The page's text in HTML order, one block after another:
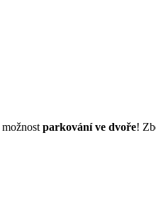
parkování ve dvoře!